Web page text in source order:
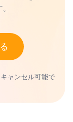
ャンセル可能で